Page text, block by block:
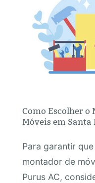
Como Escolher o
Móveis em Santa
Para garantir
montador de
Purus AC,